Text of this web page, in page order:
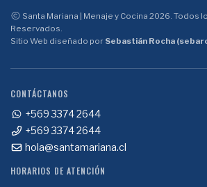
Santa Mariana | Menaje y Cocina 2026. Todos
Reservados.
Sitio Web diseñado por Sebastián Rocha
CONTÁCTANOS
+569 3374 2644
+569 3374 2644
hola@santamariana.cl
HORARIOS DE ATENCIÓN